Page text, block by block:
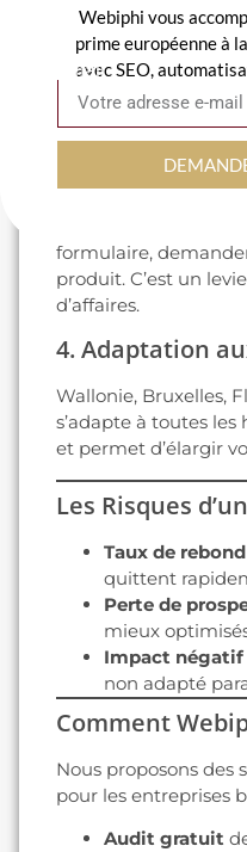
2. Meilleur
Google
Google favorise les
résultats. Un site
positions et votre
3.
formulaire,
produit. C’est un
d’affaires.
4. Adaptation
Wallonie, Bruxelles,
s’adapte à toutes
et permet d’élargir
Les Risques
Taux de
quittent
Perte de
mieux
Impact
non adapté
Comment
Nous proposons des
pour les entreprises
Audit gratuit
Webiphi vous
prime européenne à
avec SEO,
Email